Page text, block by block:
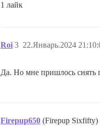
1 лайк
Roi 22.Январь.2024
3
Да. Но мне пришлось снять
Firepup650 (Firepup Sixfifty)